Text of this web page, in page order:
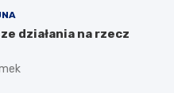
działania na rzecz